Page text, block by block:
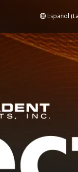
Español